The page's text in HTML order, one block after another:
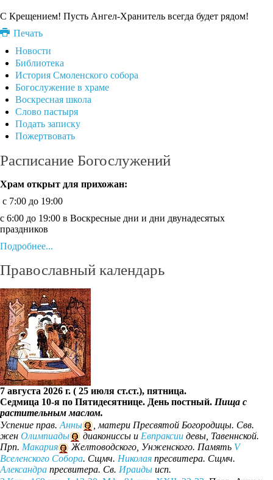
С Крещением! Пусть Ангел-Хранитель всегда будет рядом!
Печать
Новости
Библиотека
История Смоленского собора
Богослужение в храме
Воскресная школа
Слово пастыря
Подать записку
Пожертвовать
Расписание Богослужений
Храм открыт для прихожан:
c 7:00 до 19:00
с 6:00 до 19:00 в Воскресные дни и дни двунадесятых
праздников
Подробнее...
Православный календарь
7 августа 2026 г. ( 25 июля ст.ст.), пятница.
Седмица 10-я по Пятидесятнице. День постный. Пища с
растительным маслом.
Успение прав. Анны
, матери Пресвятой Богородицы. Свв.
жен Олимпиады диакониссы и Евпраксии девы, Тавеннской.
Прп. Макария Желтоводского, Унженского. Память V
Вселенского Собора. Сщмч. Николая пресвитера. Сщмч.
Александра пресвитера. Св. Ираиды исп.